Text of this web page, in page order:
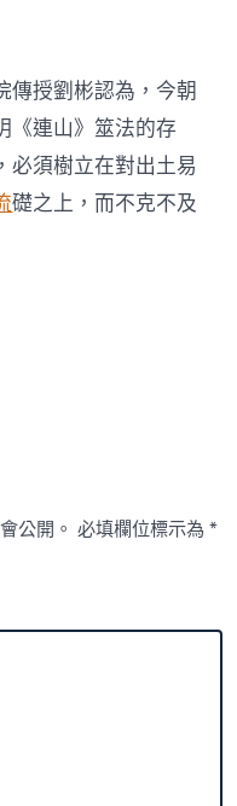
傳授劉彬認為，今朝
《連山》筮法的存
必須樹立在對出土易
礎之上，而不克不及
公開。 必填欄位標示為*